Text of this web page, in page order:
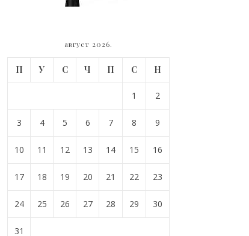
август 2026.
П У С Ч П С Н
1 2
3 4 5 6 7 8 9
10 11 12 13 14 15 16
17 18 19 20 21 22 23
24 25 26 27 28 29 30
31